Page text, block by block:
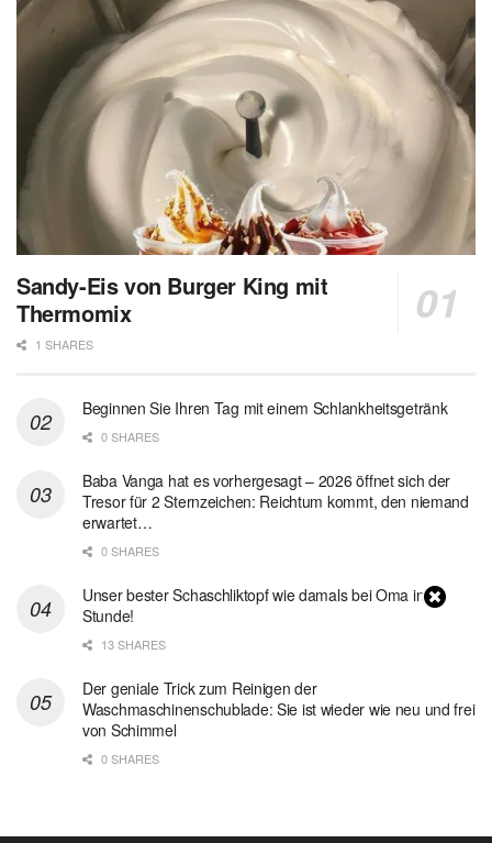
Sandy-Eis von Burger King mit
Thermomix
1 SHARES
Beginnen Sie Ihren Tag mit einem Schlankheitsgetränk
0 SHARES
Baba Vanga hat es vorhergesagt – 2026 öffnet sich der
Tresor für 2 Sternzeichen: Reichtum kommt, den niemand
erwartet…
0 SHARES
Unser bester Schaschliktopf wie damals bei Oma in 1
Stunde!
13 SHARES
Der geniale Trick zum Reinigen der
Waschmaschinenschublade: Sie ist wieder wie neu und frei
von Schimmel
0 SHARES